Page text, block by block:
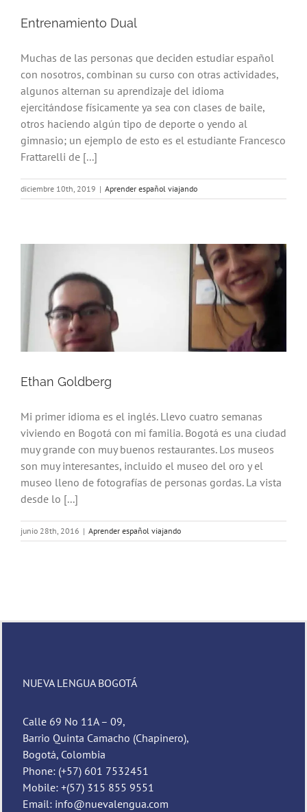
Entrenamiento Dual
Muchas de las personas que deciden estudiar español
con nosotros, combinan su curso con otras actividades,
algunos alternan su aprendizaje del idioma
ejercitándose físicamente ya sea con clases de baile,
otros haciendo algún tipo de deporte o yendo al
gimnasio; un ejemplo de esto es el estudiante Francesco
Frattarelli de [...]
diciembre 10th, 2019 | Aprender español viajando
Ethan Goldberg
Mi primer idioma es el inglés. Llevo cuatro semanas
viviendo en Bogotá con mi familia. Bogotá es una ciudad
muy grande con muy buenos restaurantes. Los museos
son muy interesantes, incluido el museo del oro y el
museo lleno de fotografías de personas gordas. La vista
desde lo [...]
junio 28th, 2016 | Aprender español viajando
NUEVA LENGUA BOGOTÁ
Calle 69 No 11A – 09,
Barrio Quinta Camacho (Chapinero),
Bogotá, Colombia
Phone: (+57) 601 7532451
Mobile: +(57) 315 855 9551
Email: info@nuevalengua.com